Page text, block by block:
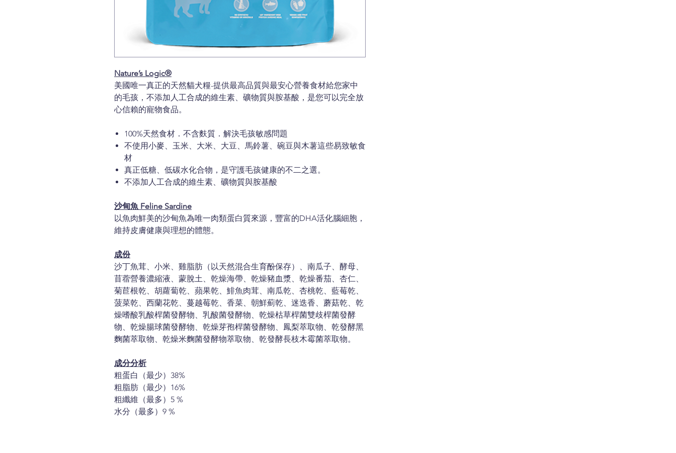
Nature’s Logic®
美國唯一真正的天然貓犬糧-提供最高品質與最安心營養食材給您家中
的毛孩，不添加人工合成的維生素、礦物質與胺基酸，是您可以完全放
心信賴的寵物食品。
100%天然食材．不含麩質．解決毛孩敏感問題
不使用小麥、玉米、大米、大豆、馬鈴薯、碗豆與木薯這些易致敏食
材
真正低糖、低碳水化合物，是守護毛孩健康的不二之選。
不添加人工合成的維生素、礦物質與胺基酸
沙甸魚 Feline Sardine
以魚肉鮮美的沙甸魚為唯一肉類蛋白質來源，豐富的DHA活化腦細胞，
維持皮膚健康與理想的體態。
成份
沙丁魚茸、小米、雞脂肪（以天然混合生育酚保存）、南瓜子、酵母、
苜蓿營養濃縮液、蒙脫土、乾燥海帶、乾燥豬血漿、乾燥番茄、杏仁、
菊苣根乾、胡蘿蔔乾、蘋果乾、鯡魚肉茸、南瓜乾、杏桃乾、藍莓乾、
菠菜乾、西蘭花乾、蔓越莓乾、香菜、朝鮮薊乾、迷迭香、蘑菇乾、乾
燥嗜酸乳酸桿菌發酵物、乳酸菌發酵物、乾燥枯草桿菌雙歧桿菌發酵
物、乾燥腸球菌發酵物、乾燥芽孢桿菌發酵物、鳳梨萃取物、乾發酵黑
麴菌萃取物、乾燥米麴菌發酵物萃取物、乾發酵長枝木霉菌萃取物。
成分分析
粗蛋白（最少）38%
粗脂肪（最少）16%
粗纖維（最多）5 %
水分（最多）9 %